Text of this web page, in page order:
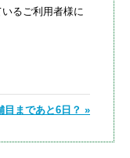
るご利用者様に
目まであと6日？ »